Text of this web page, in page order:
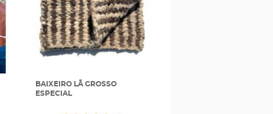
BAIXEIRO LÃ GROSSO
ESPECIAL